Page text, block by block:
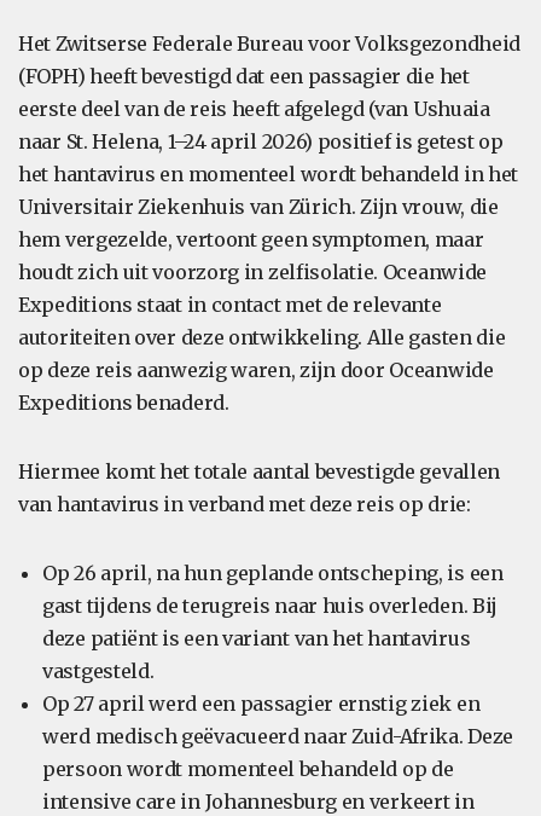
Het Zwitserse Federale Bureau voor Volksgezondheid
(FOPH) heeft bevestigd dat een passagier die het
eerste deel van de reis heeft afgelegd (van Ushuaia
naar St. Helena, 1–24 april 2026) positief is getest op
het hantavirus en momenteel wordt behandeld in het
Universitair Ziekenhuis van Zürich. Zijn vrouw, die
hem vergezelde, vertoont geen symptomen, maar
houdt zich uit voorzorg in zelfisolatie. Oceanwide
Expeditions staat in contact met de relevante
autoriteiten over deze ontwikkeling. Alle gasten die
op deze reis aanwezig waren, zijn door Oceanwide
Expeditions benaderd.
Hiermee komt het totale aantal bevestigde gevallen
van hantavirus in verband met deze reis op drie:
Op 26 april, na hun geplande ontscheping, is een
gast tijdens de terugreis naar huis overleden. Bij
deze patiënt is een variant van het hantavirus
vastgesteld.
Op 27 april werd een passagier ernstig ziek en
werd medisch geëvacueerd naar Zuid-Afrika. Deze
persoon wordt momenteel behandeld op de
intensive care in Johannesburg en verkeert in